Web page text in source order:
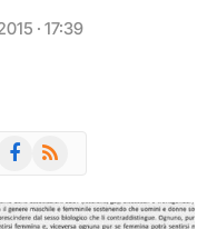
· 17:39
Facebook
RSS